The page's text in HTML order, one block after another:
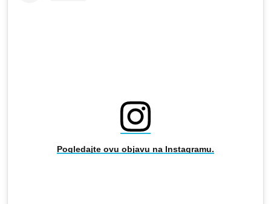
Pogledajte ovu objavu na Instagramu.